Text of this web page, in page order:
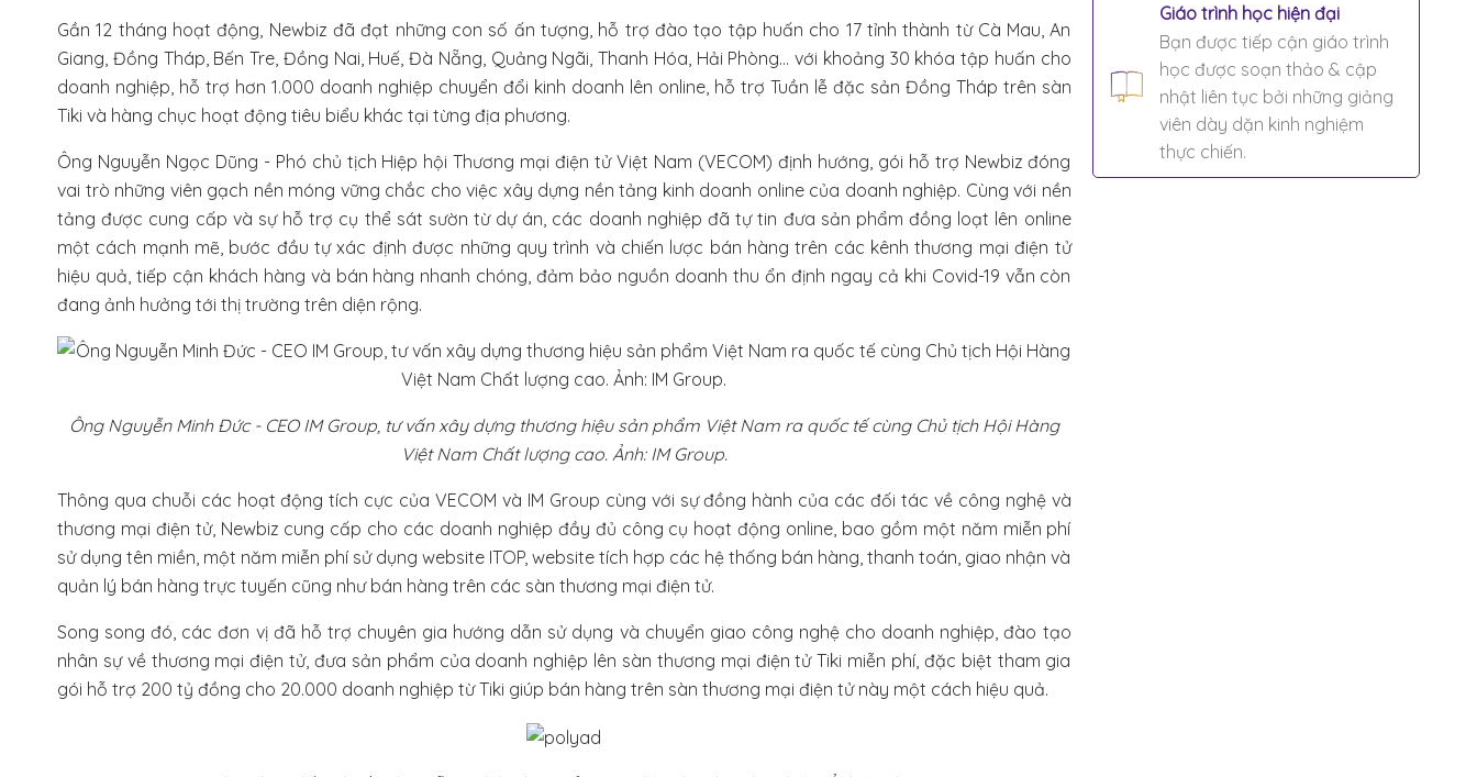
Gần 12 tháng hoạt động, Newbiz đã đạt những con số ấn tượng, hỗ trợ đào tạo tập huấn cho 17 tỉnh thành từ Cà Mau, An
Giang, Đồng Tháp, Bến Tre, Đồng Nai, Huế, Đà Nẵng, Quảng Ngãi, Thanh Hóa, Hải Phòng... với khoảng 30 khóa tập huấn cho
doanh nghiệp, hỗ trợ hơn 1.000 doanh nghiệp chuyển đổi kinh doanh lên online, hỗ trợ Tuần lễ đặc sản Đồng Tháp trên sàn
Tiki và hàng chục hoạt động tiêu biểu khác tại từng địa phương.
Ông Nguyễn Ngọc Dũng - Phó chủ tịch Hiệp hội Thương mại điện tử Việt Nam (VECOM) định hướng, gói hỗ trợ Newbiz đóng
vai trò những viên gạch nền móng vững chắc cho việc xây dựng nền tảng kinh doanh online của doanh nghiệp. Cùng với nền
tảng được cung cấp và sự hỗ trợ cụ thể sát sườn từ dự án, các doanh nghiệp đã tự tin đưa sản phẩm đồng loạt lên online
một cách mạnh mẽ, bước đầu tự xác định được những quy trình và chiến lược bán hàng trên các kênh thương mại điện tử
hiệu quả, tiếp cận khách hàng và bán hàng nhanh chóng, đảm bảo nguồn doanh thu ổn định ngay cả khi Covid-19 vẫn còn
đang ảnh hưởng tới thị trường trên diện rộng.
Ông Nguyễn Minh Đức - CEO IM Group, tư vấn xây dựng thương hiệu sản phẩm Việt Nam ra quốc tế cùng Chủ tịch Hội Hàng
Việt Nam Chất lượng cao. Ảnh: IM Group.
Thông qua chuỗi các hoạt động tích cực của VECOM và IM Group cùng với sự đồng hành của các đối tác về công nghệ và
thương mại điện tử, Newbiz cung cấp cho các doanh nghiệp đầy đủ công cụ hoạt động online, bao gồm một năm miễn phí
sử dụng tên miền, một năm miễn phí sử dụng website ITOP, website tích hợp các hệ thống bán hàng, thanh toán, giao nhận và
quản lý bán hàng trực tuyến cũng như bán hàng trên các sàn thương mại điện tử.
Song song đó, các đơn vị đã hỗ trợ chuyên gia hướng dẫn sử dụng và chuyển giao công nghệ cho doanh nghiệp, đào tạo
nhân sự về thương mại điện tử, đưa sản phẩm của doanh nghiệp lên sàn thương mại điện tử Tiki miễn phí, đặc biệt tham gia
gói hỗ trợ 200 tỷ đồng cho 20.000 doanh nghiệp từ Tiki giúp bán hàng trên sàn thương mại điện tử này một cách hiệu quả.
Giáo trình học hiện đại
Bạn được tiếp cận giáo trình
học được soạn thảo & cập
nhật liên tục bởi những giảng
viên dày dặn kinh nghiệm
thực chiến.